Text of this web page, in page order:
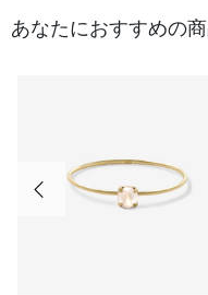
あなたにおすすめの
前の画像